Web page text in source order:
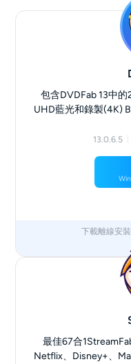
包含DVDFab 13中
UHD藍光和錄製(4K)
13.0.6.5
下載離線安
最佳67合
Netflix、Disney+、